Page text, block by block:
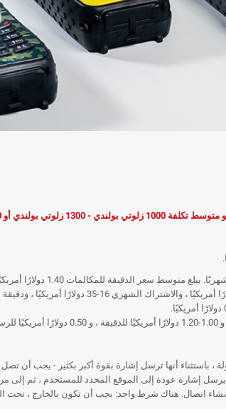
أو 50 زلوتي بولندي في اليوم.
، باستثناء أنها ترسل إشارة بقوة أكبر بكثير - يجب
يرسل إشارة عودة إلى الموقع المحدد للمستخدم ، ثم
اتصال. هناك شرط واحد: يجب أن تكون بالخارج ، تحت